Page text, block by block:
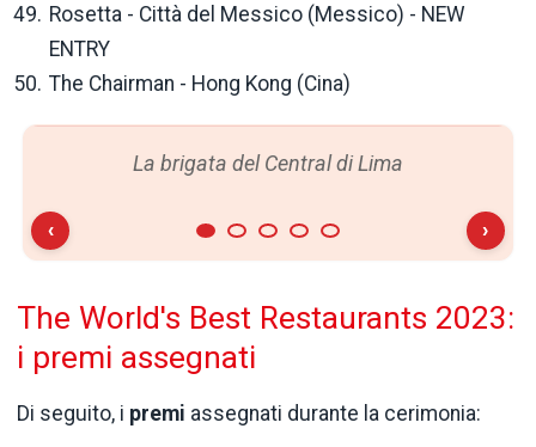
Rosetta - Città del Messico (Messico) - NEW
ENTRY
The Chairman - Hong Kong (Cina)
La brigata del Central di Lima
‹ ›
The World's Best Restaurants 2023:
i premi assegnati
Di seguito, i premi assegnati durante la cerimonia: